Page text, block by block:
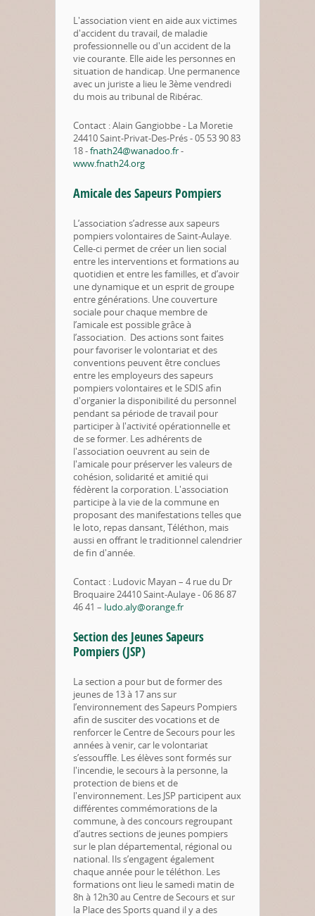
L'association vient en aide aux victimes
d'accident du travail, de maladie
professionnelle ou d'un accident de la
vie courante. Elle aide les personnes en
situation de handicap. Une permanence
avec un juriste a lieu le 3ème vendredi
du mois au tribunal de Ribérac.
Contact : Alain Gangiobbe - La Moretie
24410 Saint-Privat-Des-Prés - 05 53 90 83
18 -fnath24@wanadoo.fr-
www.fnath24.org
Amicale des Sapeurs Pompiers
L’association s’adresse aux sapeurs
pompiers volontaires de Saint-Aulaye.
Celle-ci permet de créer un lien social
entre les interventions et formations au
quotidien et entre les familles, et d’avoir
une dynamique et un esprit de groupe
entre générations. Une couverture
sociale pour chaque membre de
l’amicale est possible grâce à
l’association. Des actions sont faites
pour favoriser le volontariat et des
conventions peuvent être conclues
entre les employeurs des sapeurs
pompiers volontaires et le SDIS afin
d'organier la disponibilité du personnel
pendant sa période de travail pour
participer à l'activité opérationnelle et
de se former. Les adhérents de
l'association oeuvrent au sein de
l'amicale pour préserver les valeurs de
cohésion, solidarité et amitié qui
fédèrent la corporation. L'association
participe à la vie de la commune en
proposant des manifestations telles que
le loto, repas dansant, Téléthon, mais
aussi en offrant le traditionnel calendrier
de fin d'année.
Contact : Ludovic Mayan – 4 rue du Dr
Broquaire 24410 Saint-Aulaye - 06 86 87
46 41 – ludo.aly@orange.fr
Section des Jeunes Sapeurs
Pompiers (JSP)
La section a pour but de former des
jeunes de 13 à 17 ans sur
l’environnement des Sapeurs Pompiers
afin de susciter des vocations et de
renforcer le Centre de Secours pour les
années à venir, car le volontariat
s’essouffle. Les élèves sont formés sur
l'incendie, le secours à la personne, la
protection de biens et de
l'environnement. Les JSP participent aux
différentes commémorations de la
commune, à des concours regroupant
d’autres sections de jeunes pompiers
sur le plan départemental, régional ou
national. Ils s’engagent également
chaque année pour le téléthon. Les
formations ont lieu le samedi matin de
8h à 12h30 au Centre de Secours et sur
la Place des Sports quand il y a des